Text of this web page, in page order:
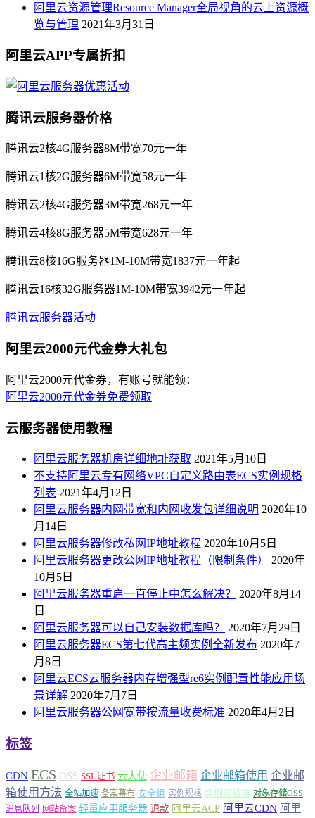
阿里云资源管理Resource Manager全局视角的云上资源概
览与管理 2021年3月31日
阿里云APP专属折扣
腾讯云服务器价格
腾讯云2核4G服务器8M带宽70元一年
腾讯云1核2G服务器6M带宽58元一年
腾讯云2核4G服务器3M带宽268元一年
腾讯云4核8G服务器5M带宽628元一年
腾讯云8核16G服务器1M-10M带宽1837元一年起
腾讯云16核32G服务器1M-10M带宽3942元一年起
腾讯云服务器活动
阿里云2000元代金券大礼包
阿里云2000元代金券，有账号就能领：
阿里云2000元代金券免费领取
云服务器使用教程
阿里云服务器机房详细地址获取 2021年5月10日
不支持阿里云专有网络VPC自定义路由表ECS实例规格
列表 2021年4月12日
阿里云服务器内网带宽和内网收发包详细说明 2020年10
月14日
阿里云服务器修改私网IP地址教程 2020年10月5日
阿里云服务器更改公网IP地址教程（限制条件）
2020年
10月5日
阿里云服务器重启一直停止中怎么解决？
2020年8月14
日
阿里云服务器可以自己安装数据库吗？
2020年7月29日
阿里云服务器ECS第七代高主频实例全新发布 2020年7
月8日
阿里云ECS云服务器内存增强型re6实例配置性能应用场
景详解 2020年7月7日
阿里云服务器公网宽带按流量收费标准 2020年4月2日
标签
CDN ECS OSS SSL证书 云大使 企业邮箱 企业邮箱使用 企业邮
箱使用方法 全站加速 备案幕布 安全组 实例规格 实例规格族 对象存储OSS
消息队列
网站备案 轻量应用服务器 退款 阿里云ACP 阿里云CDN 阿里